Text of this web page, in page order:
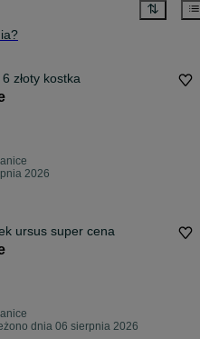
złoty kostka
2026
ursus super cena
dnia 06 sierpnia 2026